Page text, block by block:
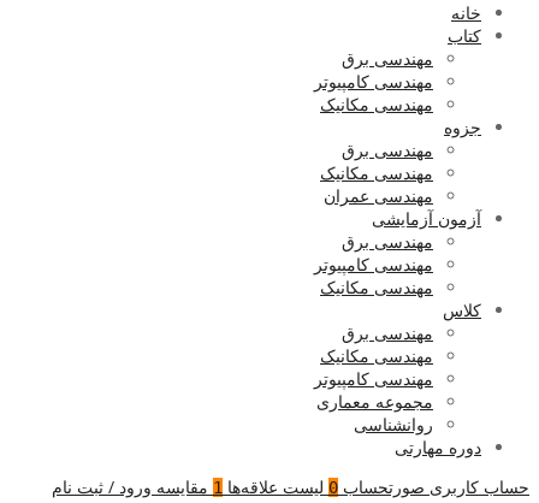
خانه
کتاب
مهندسی برق
مهندسی کامپیوتر
مهندسی مکانیک
جزوه
مهندسی برق
مهندسی مکانیک
مهندسی عمران
آزمون آزمایشی
مهندسی برق
مهندسی کامپیوتر
مهندسی مکانیک
کلاس
مهندسی برق
مهندسی مکانیک
مهندسی کامپیوتر
مجموعه معماری
روانشناسی
دوره مهارتی
حساب کاربری صورتحساب 0 لیست علاقه‌ها 1 مقایسه ورود / ثبت نام